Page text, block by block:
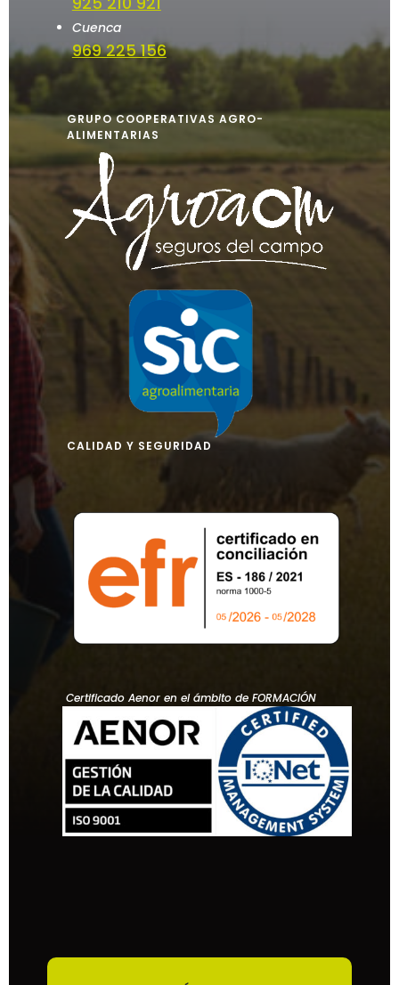
Cuenca
969 225 156
GRUPO COOPERATIVAS AGRO-
ALIMENTARIAS
CALIDAD Y SEGURIDAD
Certificado Aenor en el ámbito de FORMACIÓN